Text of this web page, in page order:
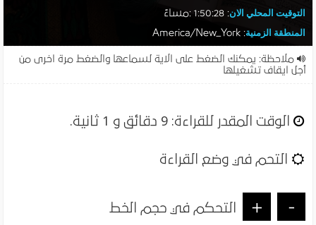
التوقيت المحلي الان: 1:50:29 :مساءً
المنطقة الزمنية: America/New_York
ملاحظة: يمكنك الضغط على الاية لسماعها والضغط مرة اخرى من
أجل ايقاف تشغيلها
الوقت المقدر للقراءة: 9 دقائق و 1 ثانية .
التحم في وضع القراءة
-
+ التحكم في حجم الخط